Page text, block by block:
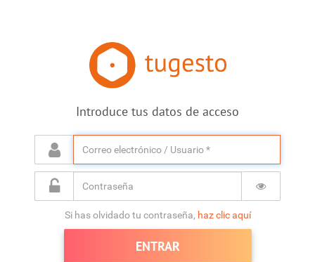
Introduce tus datos de acceso
Si has olvidado tu contraseña, haz clic aquí